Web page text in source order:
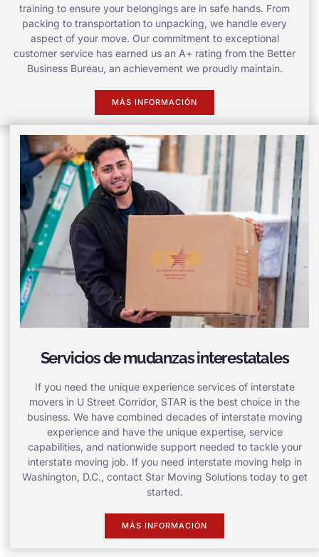
training to ensure your belongings are in safe hands. From
packing to transportation to unpacking, we handle every
aspect of your move. Our commitment to exceptional
customer service has earned us an A+ rating from the Better
Business Bureau, an achievement we proudly maintain.
MÁS INFORMACIÓN
Servicios de mudanzas interestatales
If you need the unique experience services of interstate
movers in U Street Corridor, STAR is the best choice in the
business. We have combined decades of interstate moving
experience and have the unique expertise, service
capabilities, and nationwide support needed to tackle your
interstate moving job. If you need interstate moving help in
Washington, D.C., contact Star Moving Solutions today to get
started.
MÁS INFORMACIÓN